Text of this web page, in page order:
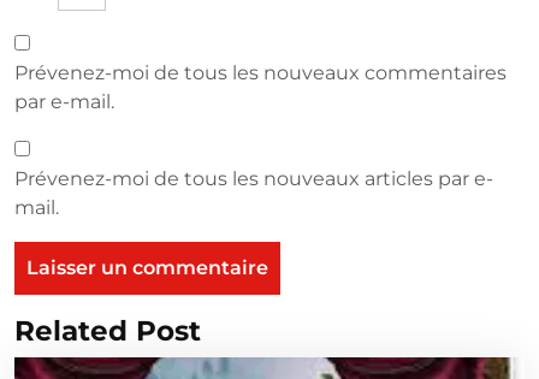
Prévenez-moi de tous les nouveaux commentaires
par e-mail.
Prévenez-moi de tous les nouveaux articles par e-
mail.
Related Post